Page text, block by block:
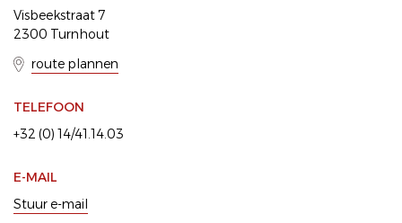
Visbeekstraat 7
2300 Turnhout
route plannen
TELEFOON
+32 (0) 14/41.14.03
E-MAIL
Stuur e-mail